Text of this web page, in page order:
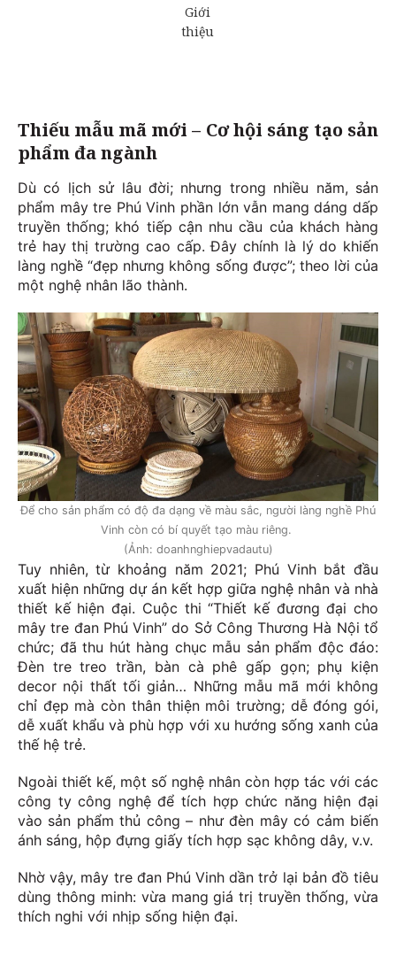
Thiếu mẫu mã mới – Cơ hội sáng tạo sản
phẩm đa ngành
Dù có lịch sử lâu đời; nhưng trong nhiều năm, sản
phẩm mây tre Phú Vinh phần lớn vẫn mang dáng dấp
truyền thống; khó tiếp cận nhu cầu của khách hàng
trẻ hay thị trường cao cấp. Đây chính là lý do khiến
làng nghề “đẹp nhưng không sống được”; theo lời của
một nghệ nhân lão thành.
Để cho sản phẩm có độ đa dạng về màu sắc, người làng nghề Phú
Vinh còn có bí quyết tạo màu riêng.
(Ảnh: doanhnghiepvadautu)
Tuy nhiên, từ khoảng năm 2021; Phú Vinh bắt đầu
xuất hiện những dự án kết hợp giữa nghệ nhân và nhà
thiết kế hiện đại. Cuộc thi “Thiết kế đương đại cho
mây tre đan Phú Vinh” do Sở Công Thương Hà Nội tổ
chức; đã thu hút hàng chục mẫu sản phẩm độc đáo:
Đèn tre treo trần, bàn cà phê gấp gọn; phụ kiện
decor nội thất tối giản… Những mẫu mã mới không
chỉ đẹp mà còn thân thiện môi trường; dễ đóng gói,
dễ xuất khẩu và phù hợp với xu hướng sống xanh của
thế hệ trẻ.
Ngoài thiết kế, một số nghệ nhân còn hợp tác với các
công ty công nghệ để tích hợp chức năng hiện đại
vào sản phẩm thủ công – như đèn mây có cảm biến
ánh sáng, hộp đựng giấy tích hợp sạc không dây, v.v.
Nhờ vậy, mây tre đan Phú Vinh dần trở lại bản đồ tiêu
dùng thông minh: vừa mang giá trị truyền thống, vừa
thích nghi với nhịp sống hiện đại.